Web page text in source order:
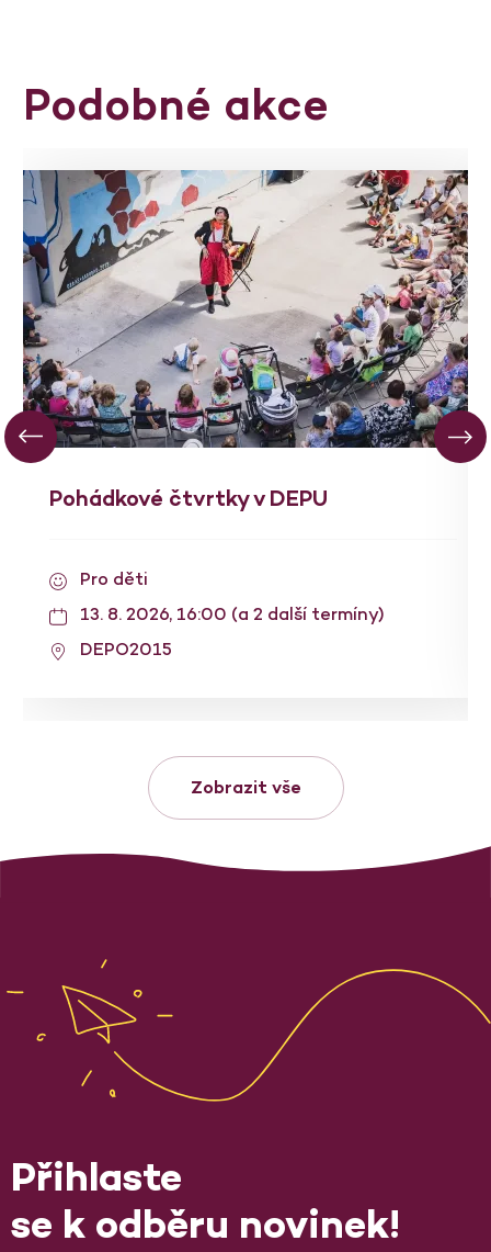
Podobné akce
Pohádkové čtvrtky v DEPU
Pro děti
13. 8. 2026, 16:00 (a 2 další termíny)
DEPO2015
Zobrazit vše
Přihlaste
se k odběru novinek!